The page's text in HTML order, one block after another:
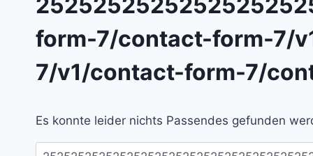
form-7/contact-form-7/
7/v1/contact-form-7/
Es konnte leider nichts Passendes gefunden
Suchen